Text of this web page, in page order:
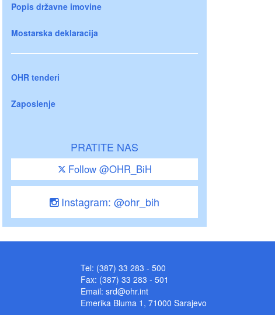
Popis državne imovine
Mostarska deklaracija
OHR tenderi
Zaposlenje
PRATITE NAS
Follow @OHR_BiH
Instagram: @ohr_bih
Tel: (387) 33 283 - 500
Fax: (387) 33 283 - 501
Email: srd@ohr.int
Emerika Bluma 1, 71000 Sarajevo